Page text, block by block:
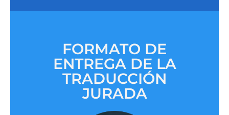
FORMATO DE
ENTREGA DE LA
TRADUCCIÓN
JURADA